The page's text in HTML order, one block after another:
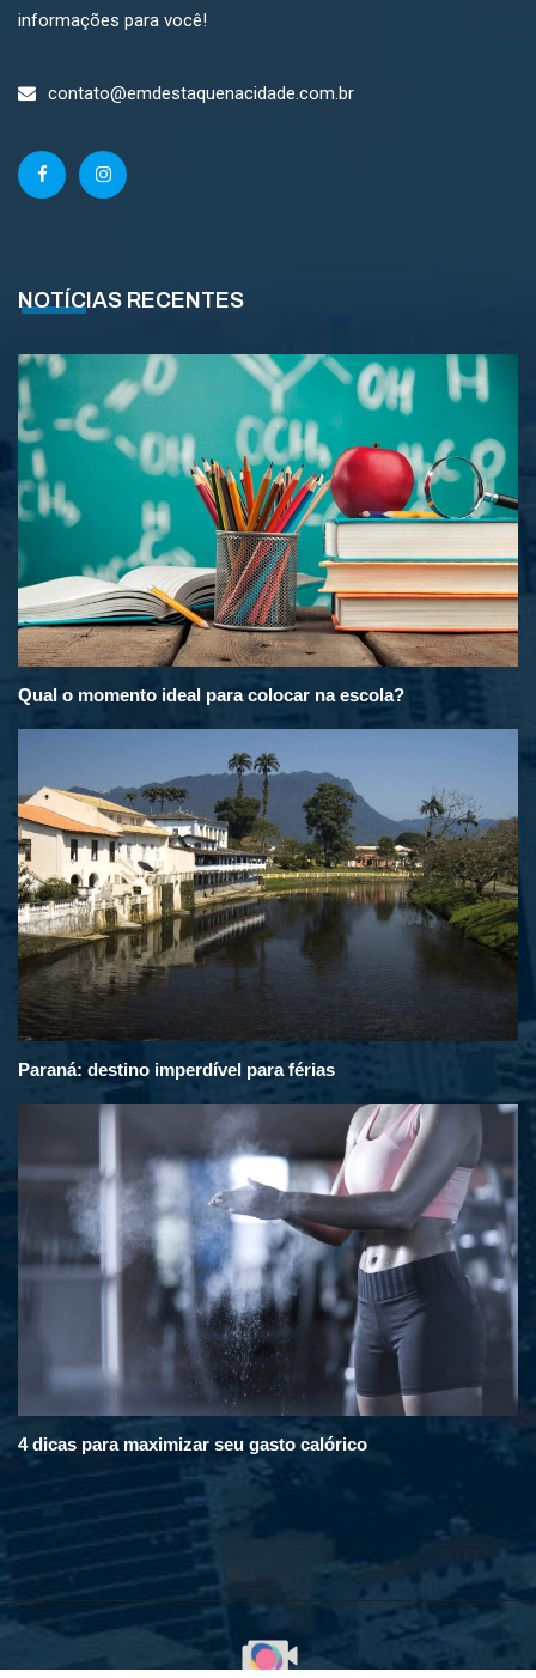
informações para você!
contato@emdestaquenacidade.com.br
NOTÍCIAS RECENTES
Qual o momento ideal para colocar na escola?
Paraná: destino imperdível para férias
4 dicas para maximizar seu gasto calórico